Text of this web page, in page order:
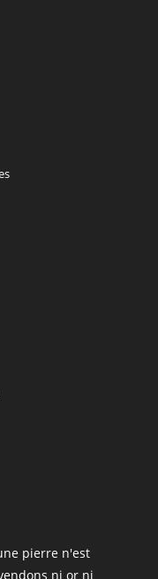
pierre n'est
ni or ni